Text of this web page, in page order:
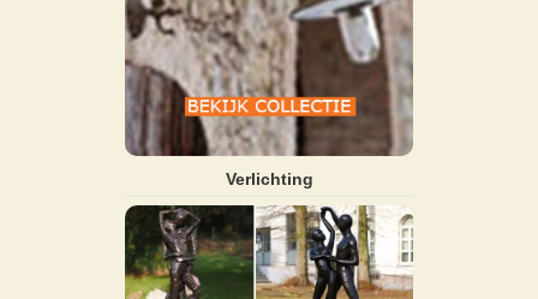
Verlichting